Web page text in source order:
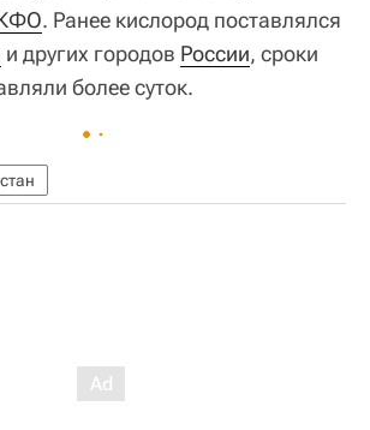
. Ранее кислород поставлялся
и других городов России, сроки
более суток.